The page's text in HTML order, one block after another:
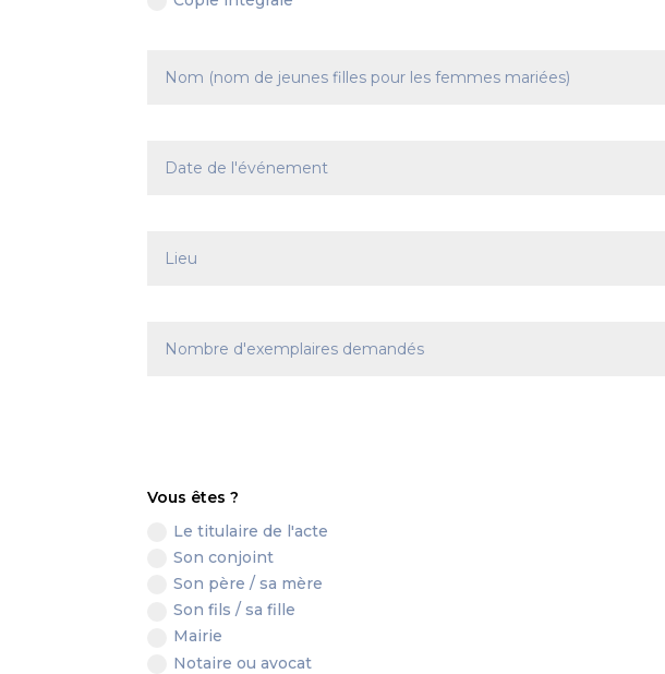
Vous êtes ?
Le titulaire de l'acte
Son conjoint
Son père / sa mère
Son fils / sa fille
Mairie
Notaire ou avocat